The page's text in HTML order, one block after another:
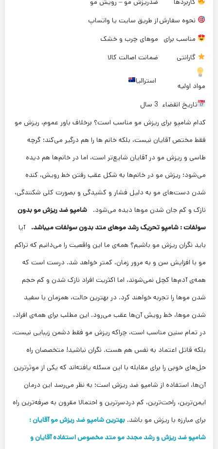
نحوه سفارش از طریق سایت یا واتساپ
مناسب برای
موهای چرب و خشک
گارانتی
ضمانت اصالت کالا
مواد اولیه
استرالیا
تاریخ انقضاء 3 سال
کدام شامپو برای ریزش مو مناسب است؟ برخلاف باور عموم، ریزش مو
فقط مختص آقایان نیست، بلکه خانم ها را هم درگیر می‌کند؛ گرچه
طاسی و ریزش مو در آقایان شایع‌تر است، اما در خانم‌ها هم دیده
می‌شود؛ ریزش مو در خانم‌ها به شکل عقب رفتن خط رویش، کنده
شدن دست‌های مو به دلیل فشار و کشیدگی و بصورت کلی شکنندگی،
نازک و کم جان شدن موها دیده می‌شود. شامپو ضد ریزش مو بدون
سولفات : شامپو تحریک رشد موهای متد بدون سولفات میباشد. آیا
باید نگران ریزش مو باشیم؟ همه‌ی ما این واقعیت را می‌دانیم که تراکم
مو با افزایش سن و به مرور زمان، کمتر خواهد شد. درست است که
همه‌ی آدم‌ها کچل نمی‌شوند، اما اکثریت افراد نازک شدن و کم حجم
شدن موها را تجربه خواهند کرد. در بهترین حالت، همزمان با سفید
شدن موها، خط رویش آن‌ها عقب می‌رود. این مطلب برای همه‌ی افراد،
در تمام سنین مناسب است، چراکه ریزش مو فقط دشمن زیبایی نیست،
بلکه قاتل اعتماد به نفس هم هست. نگران نباشید! متخصصان راه
حل‌های خوبی را برای مقابله با این مسئله یافته‌اند که یکی از موثرترین
آن‌ها، استفاده از شامپو ضد ریزش است؛ به نظر می‌رسد این درمان
ایمن‌ترین، راحت‌ترین، کم دردسرترین و احتمالا مقرون به صرفه‌ترین راه
برای مبارزه با ریزش مو باشد. بهترین شامپو ضد ریزش مو آقایان :
شامپو ضد ریزش و رشد مجدد مو متد مخصوص استفاده آقایان و